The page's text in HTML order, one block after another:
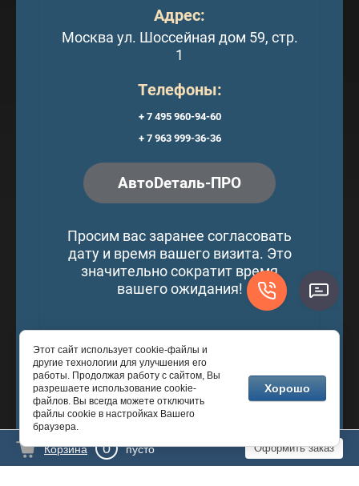
Оформить заказ
Корзина 0 пусто
Адрес:
Москва ул. Шоссейная дом 59, стр.
1
Телефоны:
+ 7 495 960-94-60
+ 7 963 999-36-36
АвтоDеталь-ПРО
Просим вас заранее согласовать
дату и время вашего визита. Это
значительно сократит время
вашего ожидания!
© 2016 - 2026 © АвтоDеталь-ПРО
Этот сайт использует cookie-файлы и
другие технологии для улучшения его
работы. Продолжая работу с сайтом, Вы
разрешаете использование cookie-
файлов. Вы всегда можете отключить
файлы cookie в настройках Вашего
браузера.
Хорошо